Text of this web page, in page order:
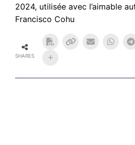
2024, utilisée avec l’aimable
Francisco Cohu
SHARES